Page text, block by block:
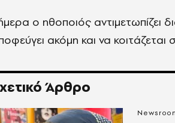
ο ηθοποιός αντιμετωπίζει
ακόμη και να
Άρθρο